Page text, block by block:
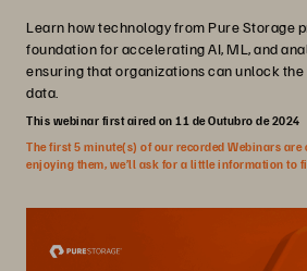
Learn how technology from Pure Storage
foundation for accelerating AI, ML, and
ensuring that organizations can unlock
data.
This webinar first aired on 11 de Outubro de 2024
The first 5 minute(s) of our recorded Webinars are
enjoying them, we’ll ask for a little information to